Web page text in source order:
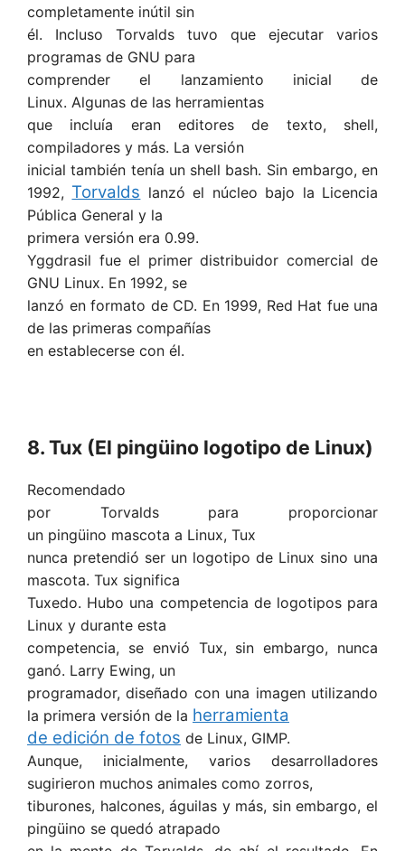
completamente inútil sin
él. Incluso Torvalds tuvo que ejecutar varios
programas de GNU para
comprender el lanzamiento inicial de
Linux. Algunas de las herramientas
que incluía eran editores de texto, shell,
compiladores y más. La versión
inicial también tenía un shell bash. Sin embargo, en
1992, Torvalds lanzó el núcleo bajo la Licencia
Pública General y la
primera versión era 0.99.
Yggdrasil fue el primer distribuidor comercial de
GNU Linux. En 1992, se
lanzó en formato de CD. En 1999, Red Hat fue una
de las primeras compañías
en establecerse con él.
8. Tux (El pingüino logotipo de Linux)
Recomendado
por Torvalds para proporcionar
un pingüino mascota a Linux, Tux
nunca pretendió ser un logotipo de Linux sino una
mascota. Tux significa
Tuxedo. Hubo una competencia de logotipos para
Linux y durante esta
competencia, se envió Tux, sin embargo, nunca
ganó. Larry Ewing, un
programador, diseñado con una imagen utilizando
la primera versión de la herramienta
de edición de fotos de Linux, GIMP.
Aunque, inicialmente, varios desarrolladores
sugirieron muchos animales como zorros,
tiburones, halcones, águilas y más, sin embargo, el
pingüino se quedó atrapado